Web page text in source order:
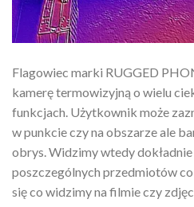
Flagowiec marki RUGGED
kamerę termowizyjną o wielu
funkcjach. Użytkownik może
w punkcie czy na obszarze ale
obrys. Widzimy wtedy
poszczególnych przedmiotów
się co widzimy na filmie czy